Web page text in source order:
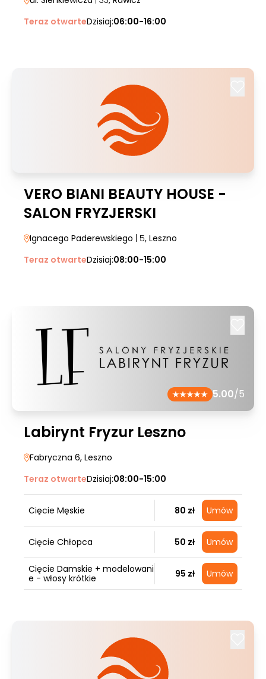
Teraz otwarteDzisiaj:06:00-16:00
VERO BIANI BEAUTY HOUSE -
SALON FRYZJERSKI
Ignacego Paderewskiego | 5, Leszno
Teraz otwarteDzisiaj:08:00-15:00
5.00/5
Labirynt Fryzur Leszno
Fabryczna 6, Leszno
Teraz otwarteDzisiaj:08:00-15:00
Cięcie Męskie 80 zł Umów
Cięcie Chłopca 50 zł Umów
Cięcie Damskie + modelowani
e - włosy krótkie
95 zł Umów